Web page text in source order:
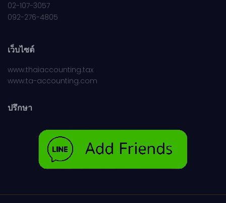
02-107-3057
092-276-4805
เว็บไซต์
www.thaiaccounting.tax
www.ta-accounting.com
ปรึกษา